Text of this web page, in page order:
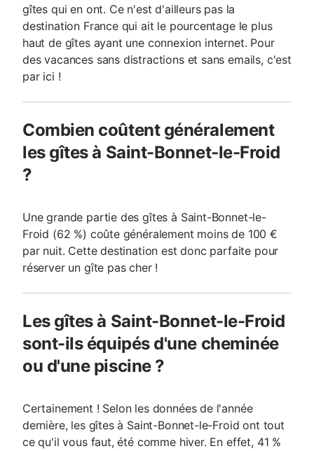
gîtes qui en ont. Ce n'est d'ailleurs pas la
destination France qui ait le pourcentage le plus
haut de gîtes ayant une connexion internet. Pour
des vacances sans distractions et sans emails, c'est
par ici !
Combien coûtent généralement
les gîtes à Saint-Bonnet-le-Froid
?
Une grande partie des gîtes à Saint-Bonnet-le-
Froid (62 %) coûte généralement moins de 100 €
par nuit. Cette destination est donc parfaite pour
réserver un gîte pas cher !
Les gîtes à Saint-Bonnet-le-Froid
sont-ils équipés d'une cheminée
ou d'une piscine ?
Certainement ! Selon les données de l'année
dernière, les gîtes à Saint-Bonnet-le-Froid ont tout
ce qu'il vous faut, été comme hiver. En effet, 41 %